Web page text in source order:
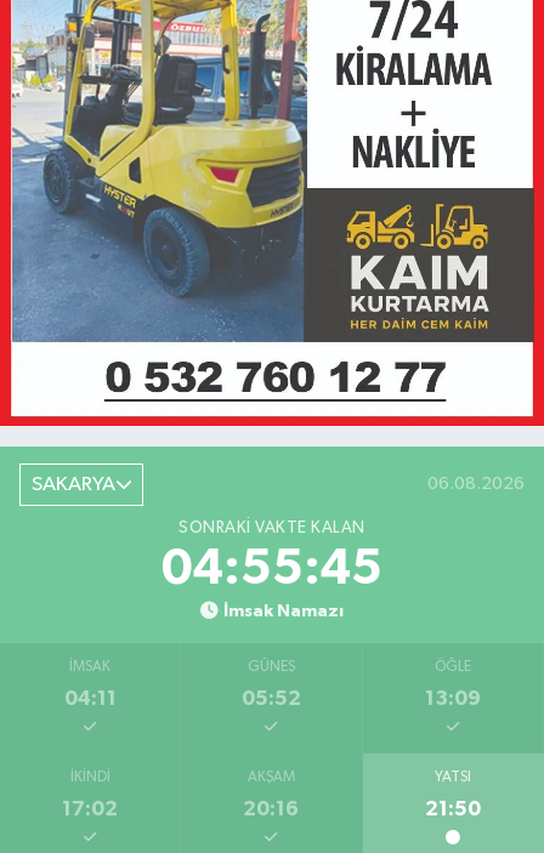
SAKARYA 06.08.2026
SONRAKI VAKTE KALAN
04:55:45
İmsak Namazı
İMSAK
04:11
GÜNEŞ
05:52
ÖĞLE
13:09
İKINDI
17:02
AKŞAM
20:16
YATSI
21:50